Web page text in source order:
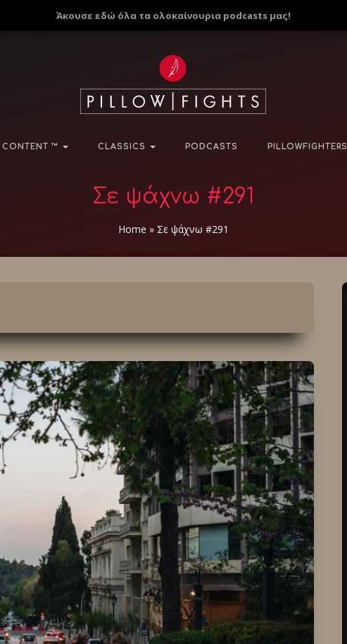
Άκουσε εδώ όλα τα ολοκαίνουρια podcasts μας!
CONTENT ™ CLASSICS PODCASTS PILLOWFIGHTERS
Σε ψάχνω #291
Home » Σε ψάχνω #291